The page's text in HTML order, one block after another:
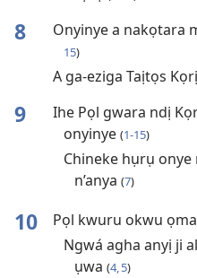
8 Onyinye a nakọtara
15)
A ga-eziga Taịtọs
9
Ihe Pọl gwara ndị
onyinye (1-15)
Chineke hụrụ
n’anya (7)
10 Pọl kwuru okwu
Ngwá agha anyị ji
ụwa (4, 5)